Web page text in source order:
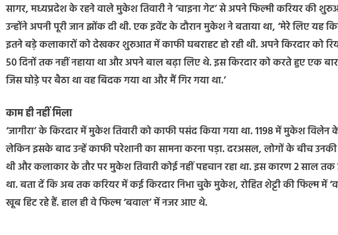
सागर, मध्यप्रदेश के रहने वाले मुकेश तिवारी ने ‘चाइना गेट’ से अपने​ फिल्मी करियर की
उन्होंने अपनी पूरी जान झोंक दी थी. एक इवेंट के दौरान मुकेश ने बताया था, ‘मेरे लिए यह
इतने बड़े कलाकारों को देखकर शुरुआत में काफी घबराहट हो रही थी. अपने किरदार को
50 दिनों तक नहीं नहाया था और अपने बाल बढ़ा लिए थे. इस किरदार को करते हुए एक
जिस घोड़े पर बैठा था वह बिदक गया था और मैं गिर गया था.’
काम ही नहीं मिला
‘जागीरा’ के किरदार में मुकेश तिवारी को काफी पसंद किया गया था. 1198 में मुकेश विलेन
लेकिन इसके बाद उन्हें काफी परेशानी का सामना करना पड़ा. दरअसल, लोगों के बीच उनकी
थी और कलाकार के तौर पर मुकेश तिवारी कोई नहीं पहचान रहा था. इस कारण 2 साल
था. बता दें कि अब तक करियर में कई किरदार निभा चुके मुकेश, रोहित शेट्टी की फिल्म में
खूब हिट रहे हैं. हाल ही वे फिल्म ‘बवाल’ में नजर आए थे.